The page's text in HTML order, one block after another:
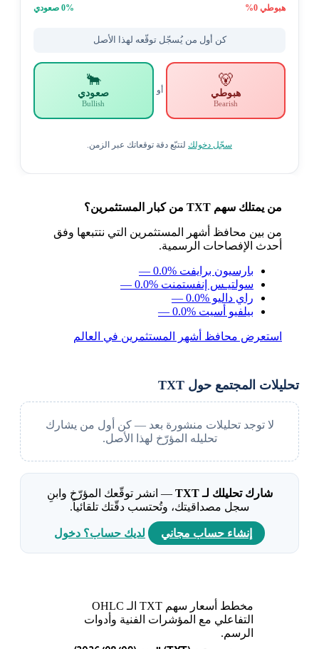
هبوطي0
%
0% صعودي
كن أول من يُسجّل توقّعه لهذا الأصل
🐻
هبوطي
Bearish
أو
🐂
صعودي
Bullish
سجّل دخولكلتتبّع دقة توقعاتك عبر الزمن.
من يمتلك سهم TXT من كبار المستثمرين؟
من بين محافظ أشهر المستثمرين التي نتتبعها وفق
أحدث الإفصاحات الرسمية.
بارسيون برايفت — 0.0%
سولتيـس إنفستمنت — 0.0%
راي داليو — 0.0%
بيلفيو أسيت — 0.0%
استعرض محافظ أشهر المستثمرين في العالم
تحليلات المجتمع حول TXT
لا توجد تحليلات منشورة بعد — كن أول من يشارك
تحليله المؤرّخ لهذا الأصل.
شارك تحليلك لـ TXT
— انشر توقّعك المؤرّخ وابنِ
سجل مصداقيتك، وتُحتسب دقّتك تلقائياً.
إنشاء حساب مجاني لديك حساب؟ دخول
مخطط أسعار سهم TXT الـ OHLC
التفاعلي مع المؤشرات الفنية وأدوات
الرسم.